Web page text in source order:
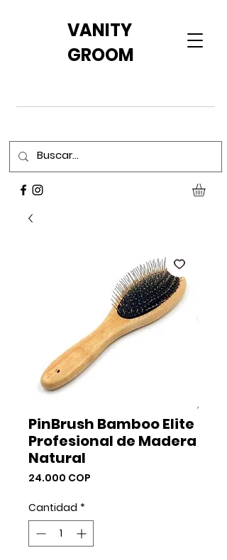
VANITY
GROOM
PinBrush Bamboo Elite
Profesional de Madera
Natural
24.000 COP
Cantidad *